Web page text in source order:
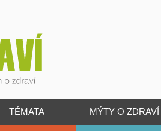
TÉMATA MÝTY O ZDRAVÍ